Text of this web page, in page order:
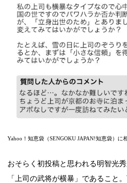
Yahoo！知恵袋（SENGOKU JAPAN!知恵袋）に
おそらく初投稿と思われる明智光
「上司の武将が横暴」であること